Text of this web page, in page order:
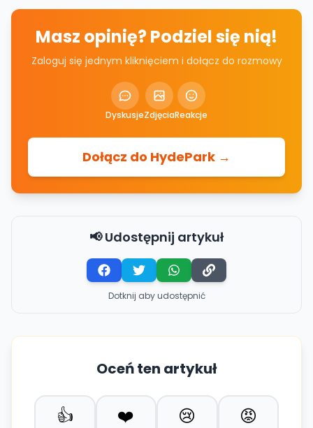
Masz opinię? Podziel się nią!
Zaloguj się jednym kliknięciem i dołącz do rozmowy
DyskusjeZdjęciaReakcje
Dołącz do HydePark →
📢 Udostępnij artykuł
Dotknij aby udostępnić
Oceń ten artykuł
👍 ❤️ 😢 😡